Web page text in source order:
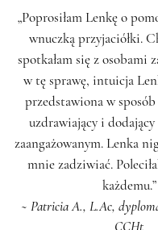
„Poprosiłam Lenkę o
wnuczką przyjaciółki.
spotkałam się z osobami
w tę sprawę, intuicja
przedstawiona w sposób
uzdrawiający i
zaangażowanym. Lenka
mnie zadziwiać.
każdemu.”
~ Patricia A., L.Ac,
CCHt